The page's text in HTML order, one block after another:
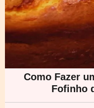
Como Fazer
Fofinho